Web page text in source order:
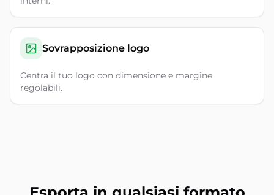
Sovrapposizione logo
Centra il tuo logo con dimensione e margine
regolabili.